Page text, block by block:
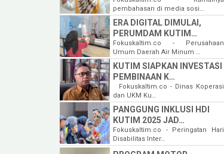
pembahasan di media sosi…
ERA DIGITAL DIMULAI,
PERUMDAM KUTIM…
Fokuskaltim.co - Perusahaan
Umum Daerah Air Minum …
KUTIM SIAPKAN INVESTASI
PEMBINAAN K…
Fokuskaltim.co - Dinas Koperasi
dan UKM Ku…
PANGGUNG INKLUSI HDI
KUTIM 2025 JAD…
Fokuskaltim.co - Peringatan Hari
Disabilitas Inter…